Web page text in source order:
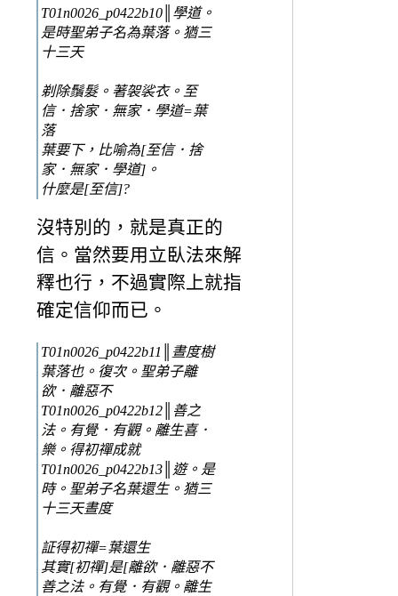
T01n0026_p0422b10║學道。
是時聖弟子名為葉落。猶三
十三天
剃除鬚髮。著袈裟衣。至
信．捨家．無家．學道=葉
落
葉要下，比喻為[至信．捨
家．無家．學道]。
什麼是[至信]?
沒特別的，就是真正的
信。當然要用立臥法來解
釋也行，不過實際上就指
確定信仰而已。
T01n0026_p0422b11║晝度樹
葉落也。復次。聖弟子離
欲．離惡不
T01n0026_p0422b12║善之
法。有覺．有觀。離生喜．
樂。得初禪成就
T01n0026_p0422b13║遊。是
時。聖弟子名葉還生。猶三
十三天晝度
証得初禪=葉還生
其實[初禪]是[離欲．離惡不
善之法。有覺．有觀。離生